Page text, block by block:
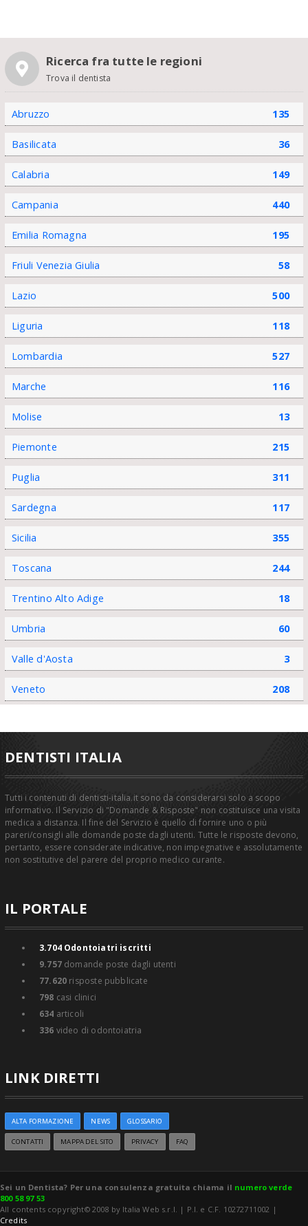
Ricerca fra tutte le regioni
Trova il dentista
Abruzzo 135
Basilicata 36
Calabria 149
Campania 440
Emilia Romagna 195
Friuli Venezia Giulia 58
Lazio 500
Liguria 118
Lombardia 527
Marche 116
Molise 13
Piemonte 215
Puglia 311
Sardegna 117
Sicilia 355
Toscana 244
Trentino Alto Adige 18
Umbria 60
Valle d'Aosta 3
Veneto 208
DENTISTI ITALIA
Tutti i contenuti di dentisti-italia.it sono da considerarsi solo a scopo
informativo. Il Servizio di "Domande & Risposte" non costituisce una visita
medica a distanza. Il fine del Servizio è quello di fornire uno o più
pareri/consigli alle domande poste dagli utenti. Tutte le risposte devono,
pertanto, essere considerate indicative, non impegnative e assolutamente
non sostitutive del parere del proprio medico curante.
IL PORTALE
3.704Odontoiatri iscritti
9.757domande poste dagli utenti
77.620 risposte pubblicate
798 casi clinici
634 articoli
336 video di odontoiatria
LINK DIRETTI
ALTA FORMAZIONE NEWS GLOSSARIO
CONTATTI MAPPA DEL SITO PRIVACY FAQ
Sei un Dentista? Per una consulenza gratuita chiama il numero verde
800 58 97 53
All contents copyright© 2008 by Italia Web s.r.l. | P.I. e C.F. 10272711002 |
Credits